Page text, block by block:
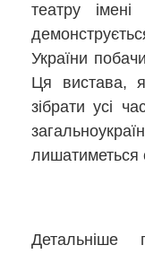
театру
України
Ця вистава,
зібрати усі
лишатиметься